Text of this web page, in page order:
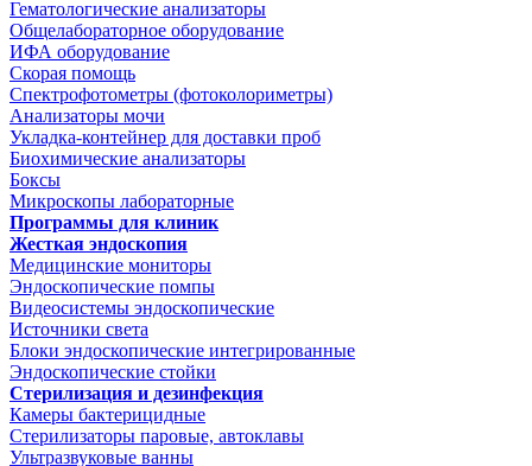
Гематологические анализаторы
Общелабораторное оборудование
ИФА оборудование
Скорая помощь
Спектрофотометры (фотоколориметры)
Анализаторы мочи
Укладка-контейнер для доставки проб
Биохимические анализаторы
Боксы
Микроскопы лабораторные
Программы для клиник
Жесткая эндоскопия
Медицинские мониторы
Эндоскопические помпы
Видеосистемы эндоскопические
Источники света
Блоки эндоскопические интегрированные
Эндоскопические стойки
Стерилизация и дезинфекция
Камеры бактерицидные
Стерилизаторы паровые, автоклавы
Ультразвуковые ванны